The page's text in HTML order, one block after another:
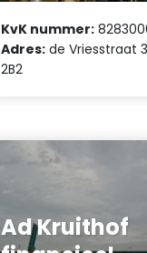
KvK nummer:
Adres: de Vriesstraat
2B2
Ad Kruithof